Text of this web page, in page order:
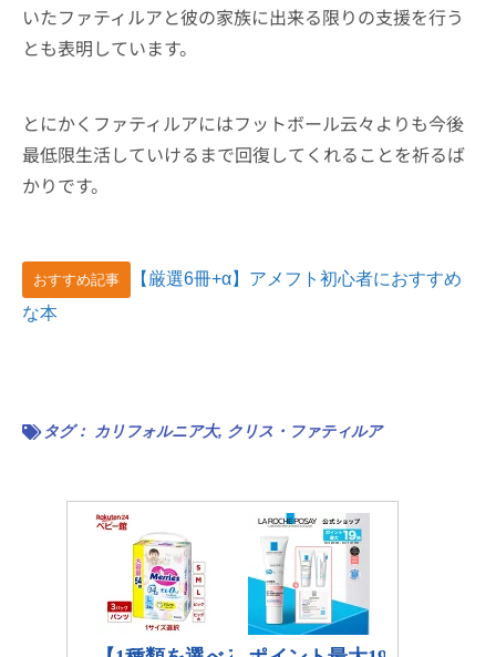
いたファティルアと彼の家族に出来る限りの支援を行う
とも表明しています。
とにかくファティルアにはフットボール云々よりも今後
最低限生活していけるまで回復してくれることを祈るば
かりです。
おすすめ記事
【厳選6冊+α】アメフト初心者におすすめ
な本
タグ： カリフォルニア大, クリス・ファティルア